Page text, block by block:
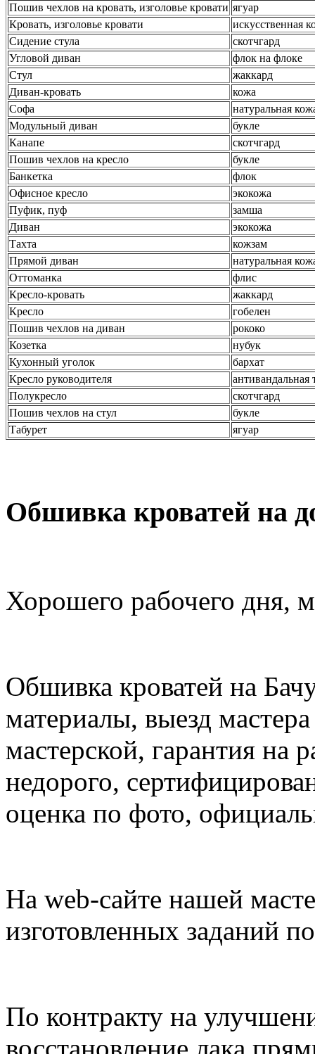
Пошив чехлов на кровать, изголовье кровати ягуар
Кровать, изголовье кровати
искусственная
Сидение стула
скотчгард
Угловой диван
флок на флоке
Стул
жаккард
Диван-кровать
кожа
Софа
натуральная
Модульный диван
букле
Канапе
скотчгард
Пошив чехлов на кресло
букле
Банкетка
флок
Офисное кресло
экокожа
Пуфик, пуф
замша
Диван
экокожа
Тахта
кожзам
Прямой диван
натуральная
Оттоманка
флис
Кресло-кровать
жаккард
Кресло
гобелен
Пошив чехлов на диван
рококо
Козетка
нубук
Кухонный уголок
бархат
Кресло руководителя
антивандальная
Полукресло
скотчгард
Пошив чехлов на стул
букле
Табурет
ягуар
Обшивка кроватей на
Хорошего рабочего дня,
Обшивка кроватей на
материалы, выезд
мастерской, гарантия на
недорого,
оценка по фото,
На web-сайте нашей
изготовленных заданий
По контракту на